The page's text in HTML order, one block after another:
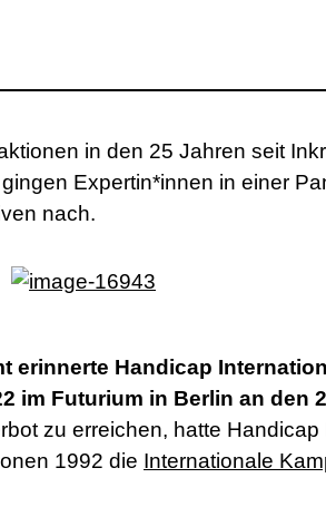
in den 25 Jahren seit
Expertin*innen in einer
nach.
erinnerte Handicap
im Futurium in Berlin an den
zu erreichen, hatte Handicap
1992 die Internationale